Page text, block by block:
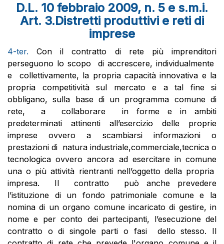
D.L. 10 febbraio 2009, n. 5 e s.m.i.
Art. 3.Distretti produttivi e reti di
imprese
4-ter.
Con il contratto di rete più imprenditori
perseguono lo scopo di accrescere, individualmente
e collettivamente, la propria capacità innovativa e la
propria competitività sul mercato e a tal fine si
obbligano, sulla base di un programma comune di
rete, a collaborare in forme e in ambiti
predeterminati attinenti all’esercizio delle proprie
imprese ovvero a scambiarsi informazioni o
prestazioni di natura industriale,commerciale,tecnica o
tecnologica ovvero ancora ad esercitare in comune
una o più attività rientranti nell’oggetto della propria
impresa. Il contratto può anche prevedere
l’istituzione di un fondo patrimoniale comune e la
nomina di un organo comune incaricato di gestire, in
nome e per conto dei partecipanti, l’esecuzione del
contratto o di singole parti o fasi dello stesso. Il